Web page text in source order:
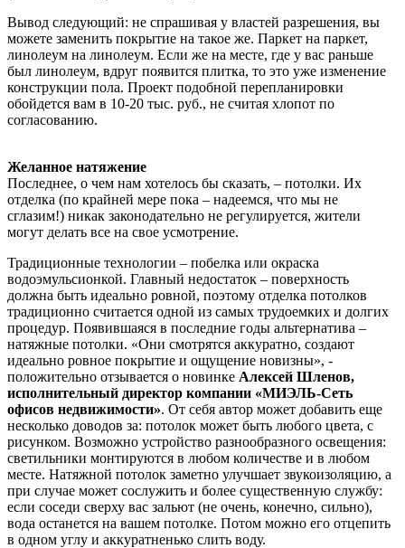
Вывод следующий: не спрашивая у властей разрешения, вы
можете заменить покрытие на такое же. Паркет на паркет,
линолеум на линолеум. Если же на месте, где у вас раньше
был линолеум, вдруг появится плитка, то это уже изменение
конструкции пола. Проект подобной перепланировки
обойдется вам в 10-20 тыс. руб., не считая хлопот по
согласованию.
Желанное натяжение
Последнее, о чем нам хотелось бы сказать, – потолки. Их
отделка (по крайней мере пока – надеемся, что мы не
сглазим!) никак законодательно не регулируется, жители
могут делать все на свое усмотрение.
Традиционные технологии – побелка или окраска
водоэмульсионкой. Главный недостаток – поверхность
должна быть идеально ровной, поэтому отделка потолков
традиционно считается одной из самых трудоемких и долгих
процедур. Появившаяся в последние годы альтернатива –
натяжные потолки. «Они смотрятся аккуратно, создают
идеально ровное покрытие и ощущение новизны», -
положительно отзывается о новинке Алексей Шленов,
исполнительный директор компании «МИЭЛЬ-Сеть
офисов недвижимости». От себя автор может добавить еще
несколько доводов за: потолок может быть любого цвета, с
рисунком. Возможно устройство разнообразного освещения:
светильники монтируются в любом количестве и в любом
месте. Натяжной потолок заметно улучшает звукоизоляцию, а
при случае может сослужить и более существенную службу:
если соседи сверху вас зальют (не очень, конечно, сильно),
вода останется на вашем потолке. Потом можно его отцепить
в одном углу и аккуратненько слить воду.